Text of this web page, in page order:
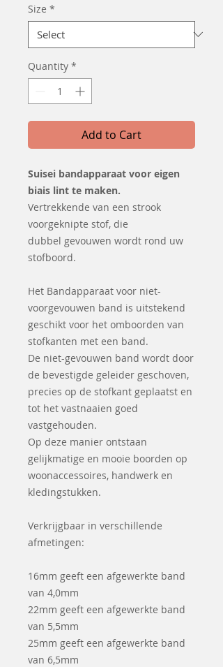
Size *
Quantity *
Add to Cart
Suisei bandapparaat voor eigen
biais lint te maken.
Vertrekkende van een strook
voorgeknipte stof, die
dubbel gevouwen wordt rond uw
stofboord.
Het Bandapparaat voor niet-
voorgevouwen band is uitstekend
geschikt voor het omboorden van
stofkanten met een band.
De niet-gevouwen band wordt door
de bevestigde geleider geschoven,
precies op de stofkant geplaatst en
tot het vastnaaien goed
vastgehouden.
Op deze manier ontstaan
gelijkmatige en mooie boorden op
woonaccessoires, handwerk en
kledingstukken.
Verkrijgbaar in verschillende
afmetingen:
16mm geeft een afgewerkte band
van 4,0mm
22mm geeft een afgewerkte band
van 5,5mm
25mm geeft een afgewerkte band
van 6,5mm